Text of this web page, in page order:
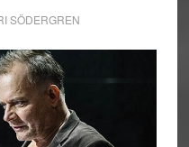
SÖDERGREN